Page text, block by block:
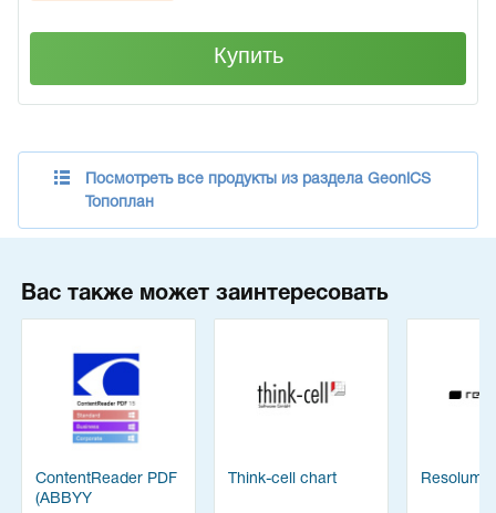
Купить
Посмотреть все продукты из раздела GeoniCS
Топоплан
Вас также может заинтересовать
ContentReader PDF
(ABBYY
Think-cell chart Resolume